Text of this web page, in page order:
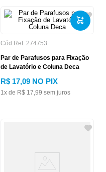
Cód.Ref: 274753
Par de Parafusos para Fixação
de Lavatório e Coluna Deca
R$ 17,09 NO PIX
1x de R$ 17,99 sem juros